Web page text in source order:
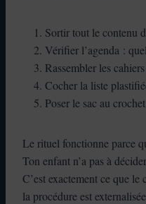
Sortir tout le contenu
Vérifier l’agenda :
Rassembler les
Cocher la liste
Poser le sac au
Le rituel fonctionne parce
Ton enfant n’a pas à
C’est exactement ce que
la procédure est